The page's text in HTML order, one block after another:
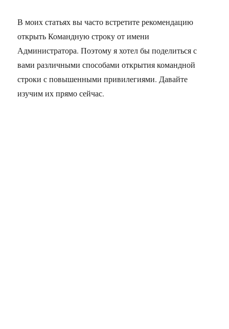
В моих статьях вы часто встретите рекомендацию
открыть Командную строку от имени
Администратора. Поэтому я хотел бы поделиться с
вами различными способами открытия командной
строки с повышенными привилегиями. Давайте
изучим их прямо сейчас.